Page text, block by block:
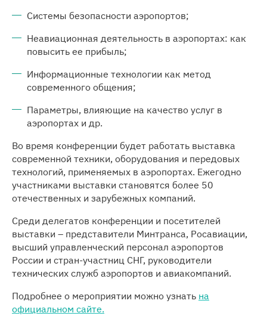
Системы безопасности аэропортов;
Неавиационная деятельность в аэропортах: как
повысить ее прибыль;
Информационные технологии как метод
современного общения;
Параметры, влияющие на качество услуг в
аэропортах и др.
Во время конференции будет работать выставка
современной техники, оборудования и передовых
технологий, применяемых в аэропортах. Ежегодно
участниками выставки становятся более 50
отечественных и зарубежных компаний.
Среди делегатов конференции и посетителей
выставки – представители Минтранса, Росавиации,
высший управленческий персонал аэропортов
России и стран-участниц СНГ, руководители
технических служб аэропортов и авиакомпаний.
Подробнее о мероприятии можно узнать на
официальном сайте.